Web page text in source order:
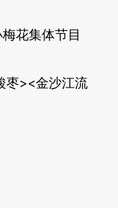
花集体节目
枣><金沙江流